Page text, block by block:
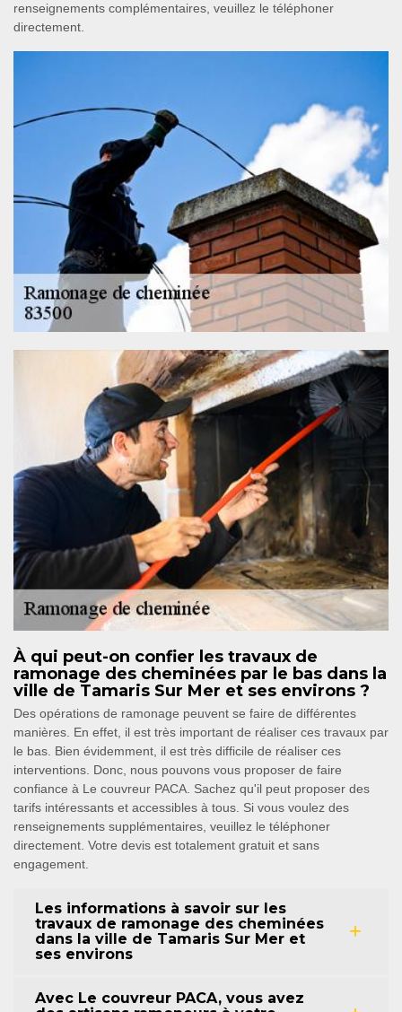
renseignements complémentaires, veuillez le téléphoner
directement.
À qui peut-on confier les travaux de
ramonage des cheminées par le bas dans la
ville de Tamaris Sur Mer et ses environs ?
Des opérations de ramonage peuvent se faire de différentes
manières. En effet, il est très important de réaliser ces travaux par
le bas. Bien évidemment, il est très difficile de réaliser ces
interventions. Donc, nous pouvons vous proposer de faire
confiance à Le couvreur PACA. Sachez qu'il peut proposer des
tarifs intéressants et accessibles à tous. Si vous voulez des
renseignements supplémentaires, veuillez le téléphoner
directement. Votre devis est totalement gratuit et sans
engagement.
Les informations à savoir sur les
travaux de ramonage des cheminées
dans la ville de Tamaris Sur Mer et
ses environs
Avec Le couvreur PACA, vous avez